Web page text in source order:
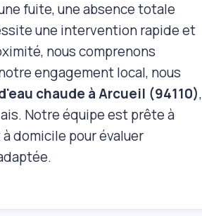
fuite, une absence totale
une intervention rapide et
nous comprenons
engagement local, nous
chaude à Arcueil (94110),
Notre équipe est prête à
domicile pour évaluer